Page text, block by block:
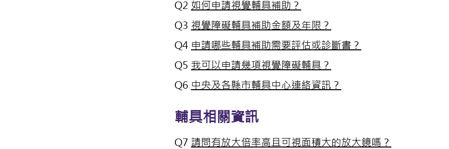
Q2 如何申請視覺輔具補助​？
Q3 視覺障礙輔具補助金額及年限？
Q4 申請哪些輔具補助需要評估或診斷書？
Q5 我可以申請幾項視覺障礙輔具？
Q6 中央及各縣市輔具中心連絡資訊 ？
​輔具相關資訊
Q7 請問有放大倍率高且可視面積大的放大鏡嗎？